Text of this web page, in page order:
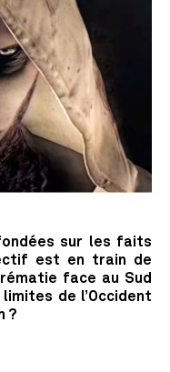
sur les faits
est en train de
face au Sud
de l’Occident
?